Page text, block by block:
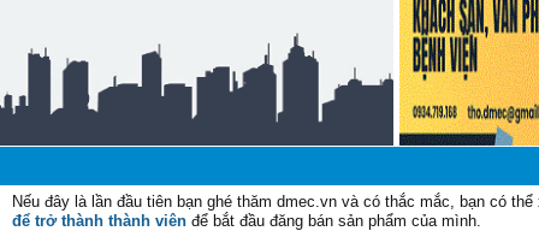
Nếu đây là lần đầu tiên bạn ghé thăm dmec.vn và có thắc mắc, bạn có
để trở thành thành viên để bắt đầu đăng bán sản phẩm của mình.